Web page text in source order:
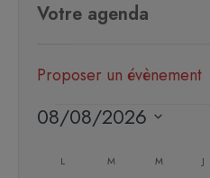
Votre agenda
Proposer un évènement
08/08/2026
Calendrier
L M M J